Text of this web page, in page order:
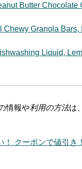
Butter Chocolate
Chewy Granola Bars,
Liquid,
情報や利用の方法は
クーポンで値引き